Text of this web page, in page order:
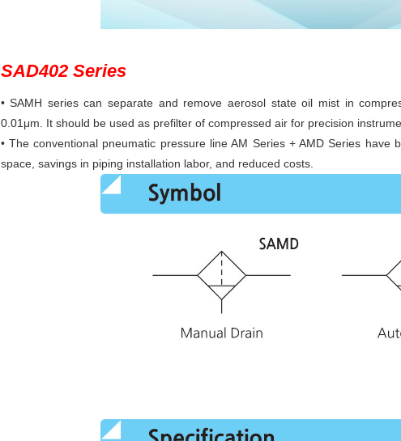
SAD402 Series
• SAMH series can separate and remove aerosol state oil mist in
0.01μm. It should be used as prefilter of compressed air for precision
• The conventional pneumatic pressure line AM Series + AMD Series
space, savings in piping installation labor, and reduced costs.